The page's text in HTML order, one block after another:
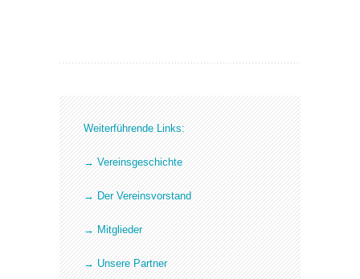
Weiterführende Links:
→ Vereinsgeschichte
→ Der Vereinsvorstand
→ Mitglieder
→ Unsere Partner